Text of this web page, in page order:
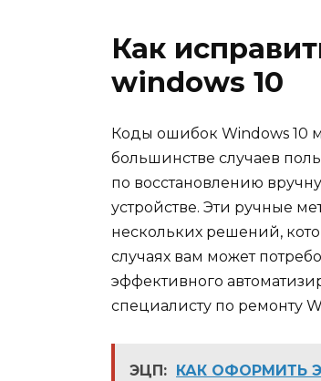
Как
windows 10
Коды ошибок Windows 10
большинстве случаев
по восстановлению
устройстве. Эти ручные
нескольких решений,
случаях вам может
эффективного
специалисту по ремонту
ЭЦП: КАК ОФОРМИТЬ